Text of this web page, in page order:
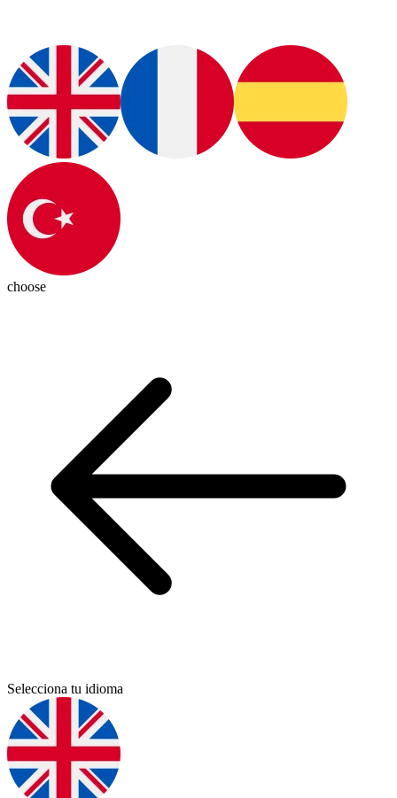
choose
Selecciona tu idioma